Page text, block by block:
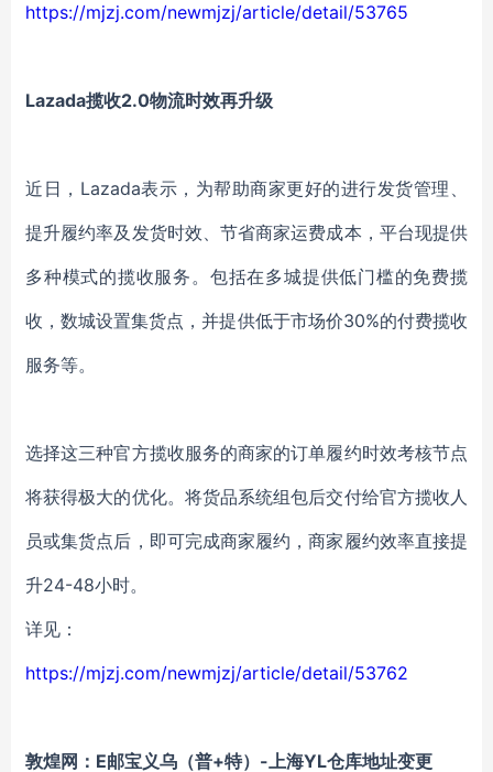
https://mjzj.com/newmjzj/article/detail/53765
Lazada揽收2.0物流时效再升级
近日，Lazada表示，为帮助商家更好的进行发货管理、
提升履约率及发货时效、节省商家运费成本，平台现提供
多种模式的揽收服务。包括在多城提供低门槛的免费揽
收，数城设置集货点，并提供低于市场价30%的付费揽收
服务等。
选择这三种官方揽收服务的商家的订单履约时效考核节点
将获得极大的优化。将货品系统组包后交付给官方揽收人
员或集货点后，即可完成商家履约，商家履约效率直接提
升24-48小时。
详见：
https://mjzj.com/newmjzj/article/detail/53762
敦煌网：E邮宝义乌（普+特）-上海YL仓库地址变更